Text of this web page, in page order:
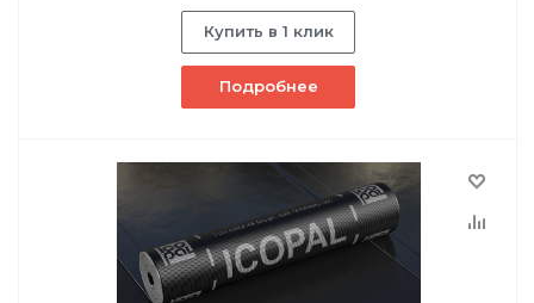
Купить в 1 клик
Подробнее